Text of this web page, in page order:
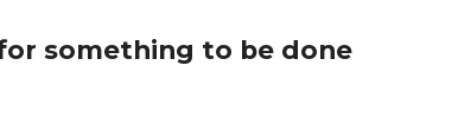
something to be done